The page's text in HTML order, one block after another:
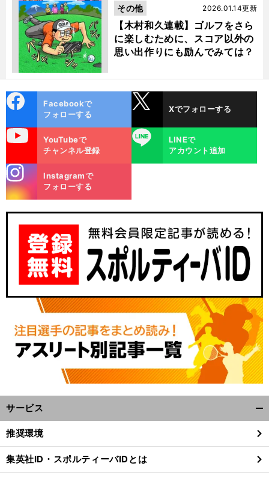
【木村和久連載】ゴルフをさら
に楽しむために、スコア以外の
思い出作りにも励んでみては？
2026.01.14更新
その他
ok
Facebookで
フォローする
Xでフォローする
YouTubeで
チャンネル登録
LINE
LINEで
アカウント追加
m
Instagramで
フォローする
サービス
閉
る
推奨環境
集英社ID・スポルティーバIDとは